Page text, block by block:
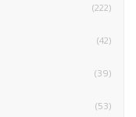
(222)
(42)
(39)
(53)